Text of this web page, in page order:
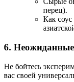
перец).
Как
6.
Не бойтесь
вас своей